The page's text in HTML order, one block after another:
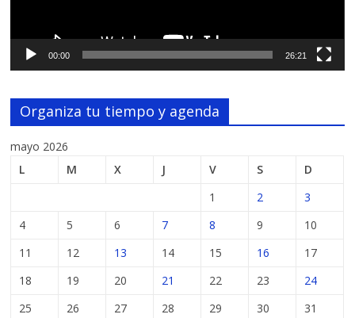
00:00 26:21
Organiza tu tiempo y agenda
mayo 2026
L
M X J V S
D
1
2
3
4
5 6 7 8 9
10
11
12 13 14 15 16
17
18
19 20 21 22 23
24
25
26 27 28 29 30 31